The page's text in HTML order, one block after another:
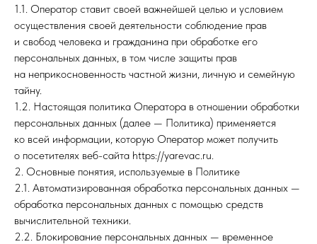
1.1. Оператор ставит своей важнейшей целью и условием
осуществления своей деятельности соблюдение прав
и свобод человека и гражданина при обработке его
персональных данных, в том числе защиты прав
на неприкосновенность частной жизни, личную и семейную
тайну.
1.2. Настоящая политика Оператора в отношении обработки
персональных данных (далее — Политика) применяется
ко всей информации, которую Оператор может получить
о посетителях веб-сайта https://yarevac.ru.
2. Основные понятия, используемые в Политике
2.1. Автоматизированная обработка персональных данных —
обработка персональных данных с помощью средств
вычислительной техники.
2.2. Блокирование персональных данных — временное